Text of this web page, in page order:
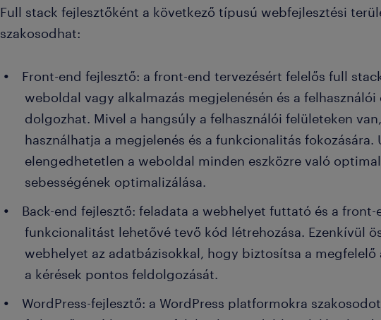
Full stack fejlesztőként a következő típusú webfejlesztési
szakosodhat:
Front-end fejlesztő: a front-end tervezésért felelős full
weboldal vagy alkalmazás megjelenésén és a felhasználói
dolgozhat. Mivel a hangsúly a felhasználói felületeken
használhatja a megjelenés és a funkcionalitás fokozására.
elengedhetetlen a weboldal minden eszközre való
sebességének optimalizálása.
Back-end fejlesztő: feladata a webhelyet futtató és a front-
funkcionalitást lehetővé tevő kód létrehozása. Ezenkívül
webhelyet az adatbázisokkal, hogy biztosítsa a megfelelő
a kérések pontos feldolgozását.
WordPress-fejlesztő: a WordPress platformokra